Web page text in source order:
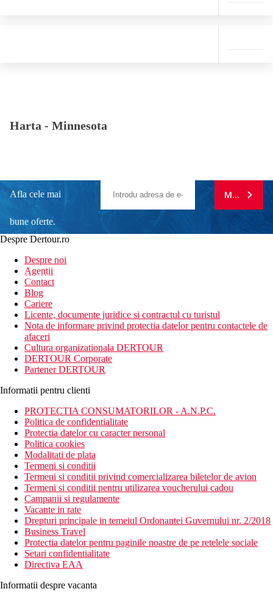
Harta - Minnesota
Afla cele mai
bune oferte.
newsletter!
MA
Despre Dertour.ro
Despre noi
Agentii
Contact
Blog
Cariere
Licente, documente juridice si contractul cu turistul
Nota de informare privind protectia datelor pentru contactele de
afaceri
Cultura organizationala DERTOUR
DERTOUR Corporate
Partener DERTOUR
Informatii pentru clienti
PROTECTIA CONSUMATORILOR - A.N.P.C.
Politica de confidentialitate
Protectia datelor cu caracter personal
Politica cookies
Modalitati de plata
Termeni si conditii
Termeni si conditii privind comercializarea biletelor de avion
Termeni si conditii pentru utilizarea voucherului cadou
Campanii si regulamente
Vacante in rate
Drepturi principale in temeiul Ordonantei Guvernului nr. 2/2018
Business Travel
Protectia datelor pentru paginile noastre de pe retelele sociale
Setari confidentialitate
Directiva EAA
Informatii despre vacanta